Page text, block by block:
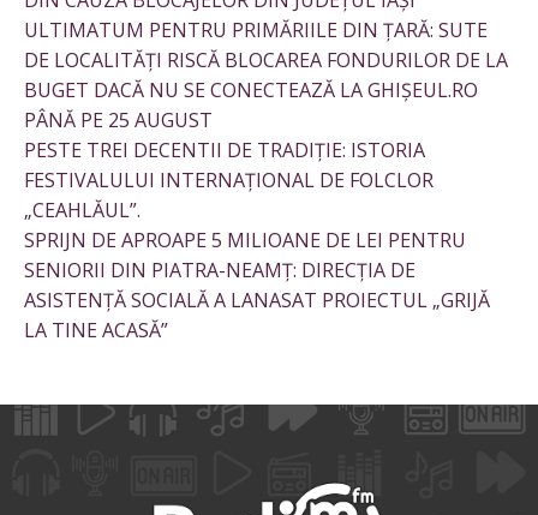
ULTIMATUM PENTRU PRIMĂRIILE DIN ȚARĂ: SUTE
DE LOCALITĂȚI RISCĂ BLOCAREA FONDURILOR DE LA
BUGET DACĂ NU SE CONECTEAZĂ LA GHIȘEUL.RO
PÂNĂ PE 25 AUGUST
PESTE TREI DECENTII DE TRADIȚIE: ISTORIA
FESTIVALULUI INTERNAȚIONAL DE FOLCLOR
„CEAHLĂUL”.
SPRIJN DE APROAPE 5 MILIOANE DE LEI PENTRU
SENIORII DIN PIATRA-NEAMȚ: DIRECȚIA DE
ASISTENȚĂ SOCIALĂ A LANASAT PROIECTUL „GRIJĂ
LA TINE ACASĂ”